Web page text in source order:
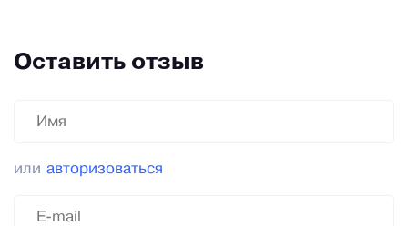
Оставить отзыв
или авторизоваться